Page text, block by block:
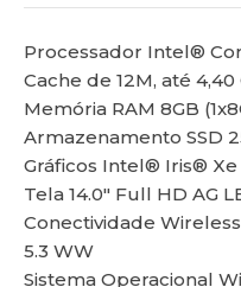
Processador Intel®
Cache de 12M, até 4,40
Memória RAM 8GB
Armazenamento SSD
Gráficos Intel® Iris® Xe
Tela 14.0" Full HD AG
Conectividade
5.3 WW
Sistema Operacional